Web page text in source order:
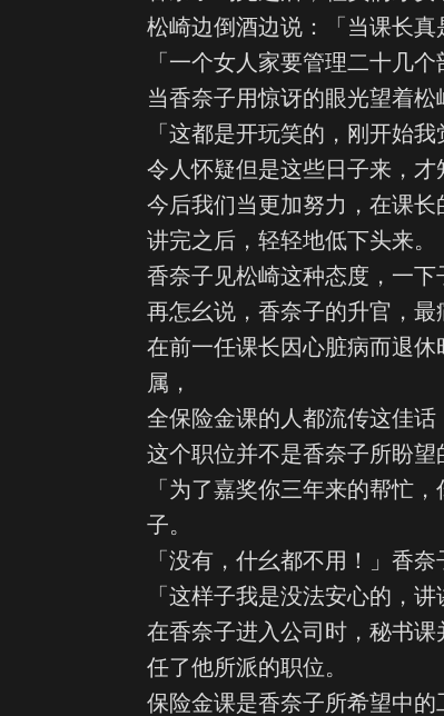
松崎边倒酒边说：「当课长真
「一个女人家要管理二十几个
当香奈子用惊讶的眼光望着松
「这都是开玩笑的，刚开始
令人怀疑但是这些日子来，才
今后我们当更加努力，在课长
讲完之后，轻轻地低下头来。
香奈子见松崎这种态度，一下
再怎幺说，香奈子的升官，最
在前一任课长因心脏病而退
属，
全保险金课的人都流传这佳话
这个职位并不是香奈子所盼望
「为了嘉奖你三年来的帮忙
子。
「没有，什幺都不用！」香奈
「这样子我是没法安心的，
在香奈子进入公司时，秘书
任了他所派的职位。
保险金课是香奈子所希望中的